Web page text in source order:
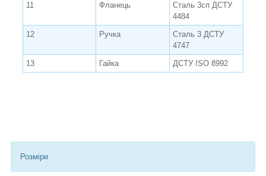
11 Фланець
Сталь 3сп ДСТУ
4484
12
Ручка
Сталь 3 ДСТУ
4747
13
Гайка ДСТУ ISO 8992
Розміри